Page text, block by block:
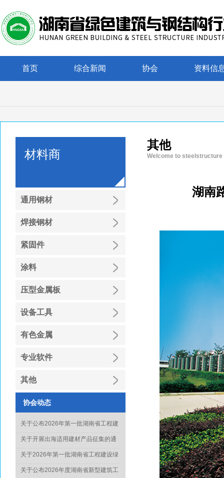
首页 综合新闻 协会 资料信
材料商
通用钢材
焊接钢材
紧固件
涂料
压型金属板
设备工具
有色金属
专业软件
其他
协会动态
关于公布2026年第一批湖南省工程建
设绿色建造行业工法名单的通知
关于开展出海适用建材产品征集的通
知
关于2026年第一批湖南省工程建设绿
色建造行业工法通过名单的公示
关于公布2026年度湖南省新型建筑工
其他
Welcome to
湖南